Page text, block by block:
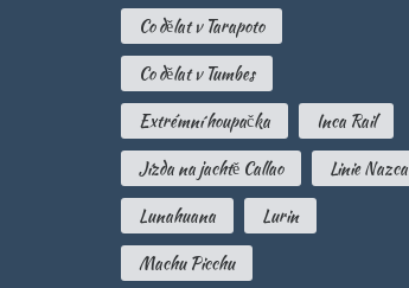
Co dělat v Tarapoto
Co dělat v Tumbes
Extrémní houpačka
Inca Rail
Jízda na jachtě Callao
Linie Nazca
Lunahuana
Lurin
Machu Picchu